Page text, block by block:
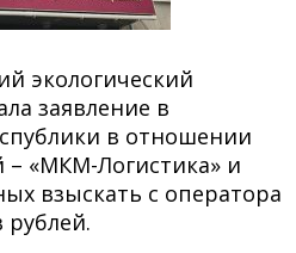
экологический
заявление в
в отношении
«МКМ-Логистика» и
взыскать с оператора
рублей.